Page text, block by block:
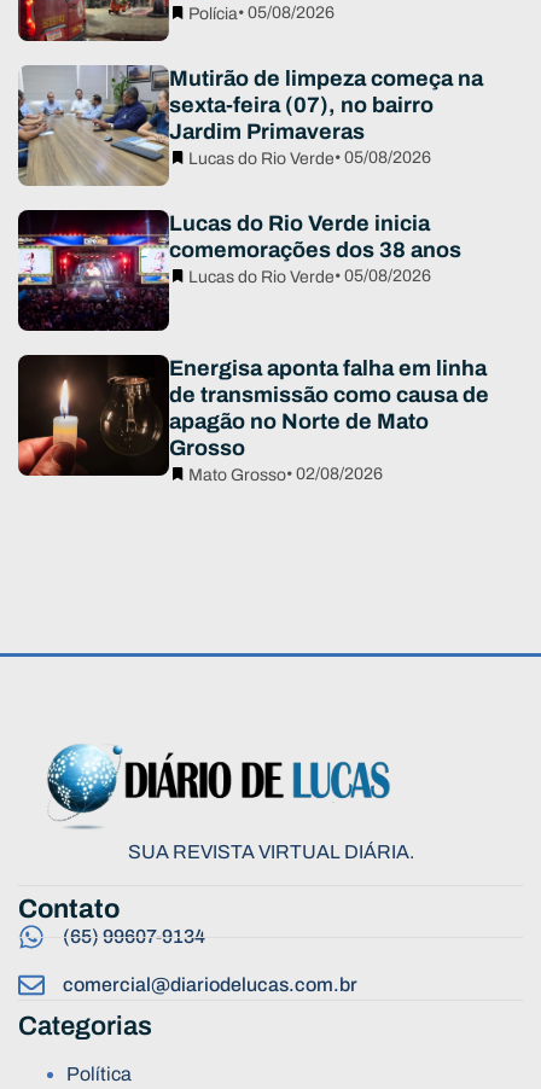
Polícia• 05/08/2026
Mutirão de limpeza começa na
sexta-feira (07), no bairro
Jardim Primaveras
Lucas do Rio Verde• 05/08/2026
Lucas do Rio Verde inicia
comemorações dos 38 anos
Lucas do Rio Verde• 05/08/2026
Energisa aponta falha em linha
de transmissão como causa de
apagão no Norte de Mato
Grosso
Mato Grosso• 02/08/2026
SUA REVISTA VIRTUAL DIÁRIA.
Contato
(65) 99607-9134
comercial@diariodelucas.com.br
Categorias
Política